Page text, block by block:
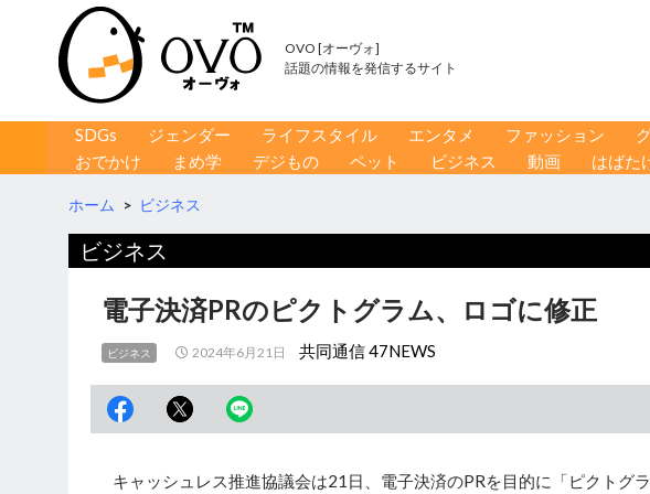
OVO [オーヴォ]
話題の情報を発信するサイト
コンテンツへ移動
SDGs ジェンダー ライフスタイル エンタメ ファッション
おでかけ
まめ学 デジもの ペット ビジネス 動画 はばた
ホーム > ビジネス
ビジネス
電子決済PRのピクトグラム、ロゴに修正
ビジネス 2024年6月21日 共同通信 47NEWS
キャッシュレス推進協議会は21日、電子決済のPRを目的に「ピクトグ